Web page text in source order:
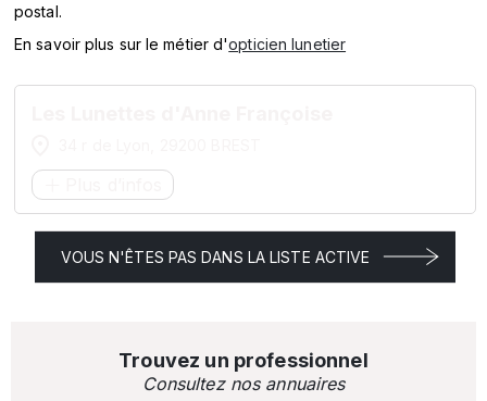
MARQUES
postal.
En savoir plus sur le métier d'opticien lunetier
VOUS N'ÊTES PAS DANS LA LISTE ACTIVE
Trouvez un professionnel
Consultez nos annuaires